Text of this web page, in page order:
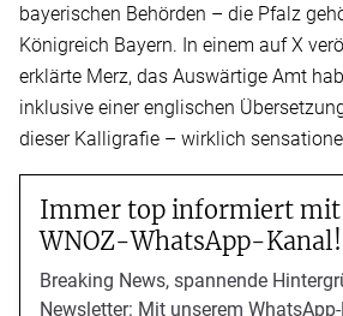
bayerischen Behörden – die Pfalz
Königreich Bayern. In einem auf X
erklärte Merz, das Auswärtige Amt
inklusive einer englischen
dieser Kalligrafie – wirklich
Immer top informiert mit
WNOZ-WhatsApp-Kanal!
Breaking News, spannende
Newsletter: Mit unserem